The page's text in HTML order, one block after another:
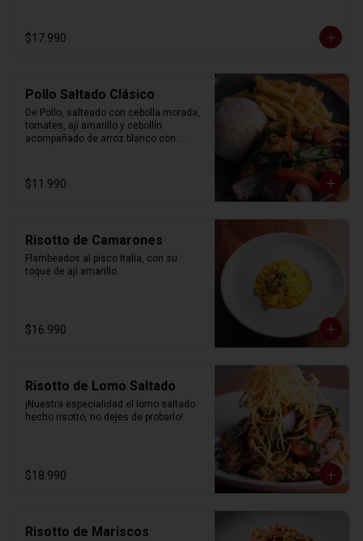
$17.990
Pollo Saltado Clásico
De Pollo, salteado con cebolla morada,
tomates, ají amarillo y cebollín
acompañado de arroz blanco con
$11.990
Risotto de Camarones
Flambeados al pisco Italia, con su
toque de ají amarillo.
$16.990
Risotto de Lomo Saltado
¡Nuestra especialidad el lomo saltado
hecho risotto, no dejes de probarlo!
$18.990
Risotto de Mariscos